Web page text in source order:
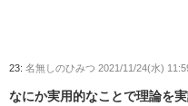
23: 名無しのひみつ 2021/11/24(水)
なにか実用的なことで理論を